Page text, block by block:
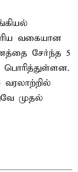
வகையான
சேர்ந்த 5
பொரித்துள்ளன.
முதல்